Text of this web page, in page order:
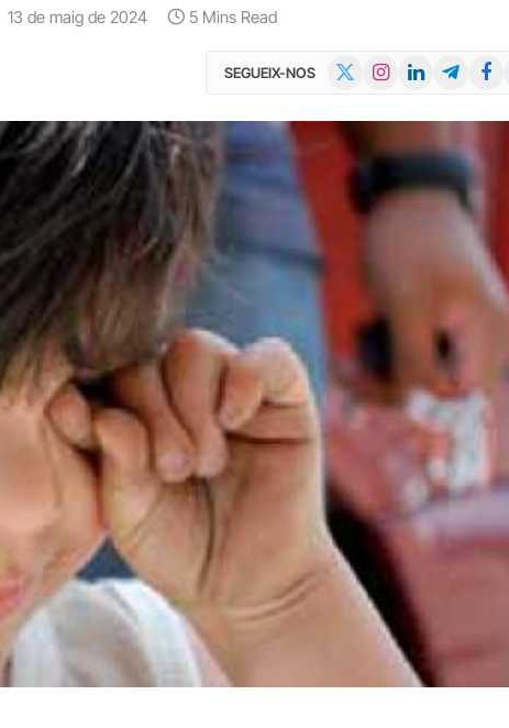
13 de maig de 2024 5 Mins Read
SEGUEIX-NOS InstagramLinkedInTelegram